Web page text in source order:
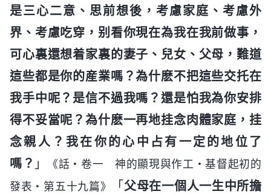
是三心二意、思前想後，考慮家庭、考慮外
界、考慮吃穿，别看你現在為我在我前做事，
可心裏還想着家裏的妻子、兒女、父母，難道
這些都是你的産業嗎？為什麽不把這些交托在
我手中呢？是信不過我嗎？還是怕我為你安排
得不妥當呢？為什麽一再地挂念肉體家庭，挂
念親人？我在你的心中占有一定的地位了
嗎？ 」
《話・卷一 神的顯現與作工・基督起初的
發表・第五十九篇》
「 父母在一個人一生中所擔